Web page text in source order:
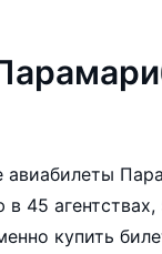
45
купить